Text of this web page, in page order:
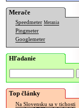
Merače
Speedmeter Merania
Pingmeter
Googlemeter
Hľadanie
Top články
Na Slovensku sa v tichosti